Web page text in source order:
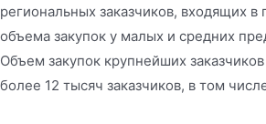
региональных заказчиков, входящих
объема закупок у малых и средних
Объем закупок крупнейших
более 12 тысяч заказчиков, в том